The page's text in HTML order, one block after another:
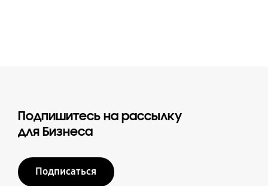
Подпишитесь на рассылку
для Бизнеса
Подписаться